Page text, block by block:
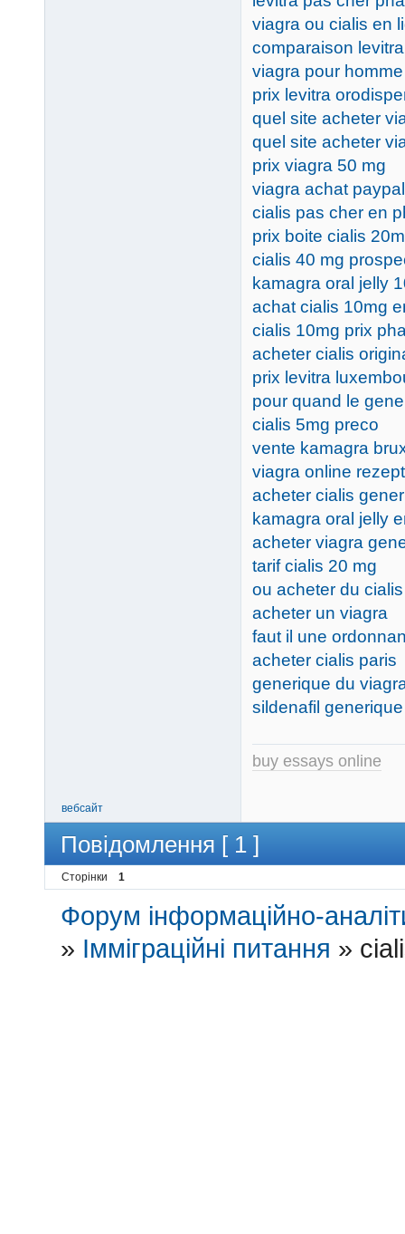
viagra ou cialis en
comparaison
viagra pour
prix levitra
quel site acheter
quel site acheter
prix viagra 50 mg
viagra achat paypal
cialis pas cher en
prix boite cialis
cialis 40 mg
kamagra oral jelly
achat cialis 10mg
cialis 10mg prix
acheter cialis
prix levitra
pour quand le
cialis 5mg preco
vente kamagra
viagra online
acheter cialis
kamagra oral jelly
acheter viagra
tarif cialis 20 mg
ou acheter du
acheter un viagra
faut il une
acheter cialis paris
generique du
sildenafil
buy essays online
вебсайт
Повідомлення [ 1 ]
Сторінки 1
Форум інформаційно-
» Імміграційні питання »